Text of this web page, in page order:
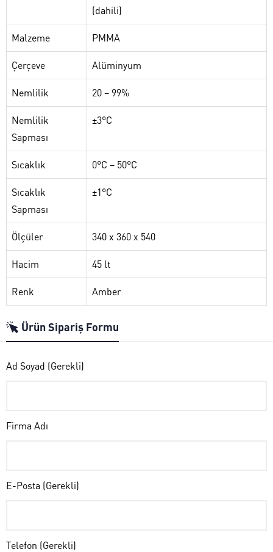
(dahili)
Malzeme PMMA
Çerçeve Alüminyum
Nemlilik 20 – 99%
Nemlilik
Sapması
±3°C
Sıcaklık 0°C – 50°C
Sıcaklık
Sapması
±1°C
Ölçüler 340 x 360 x 540
Hacim 45 lt
Renk Amber
Ürün Sipariş Formu
Ad Soyad (Gerekli)
Firma Adı
E-Posta (Gerekli)
Telefon (Gerekli)